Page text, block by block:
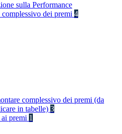
sulla Performance
dei premi 4
complessivo dei premi (da
in tabelle) 3
premi 1